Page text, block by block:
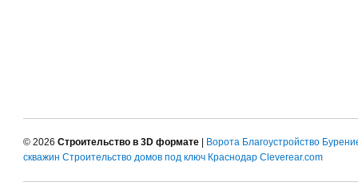
© 2026 Строительство в 3D формате | Ворота Благоустройство
скважин Строительство домов под ключ Краснодар Cleverear.com